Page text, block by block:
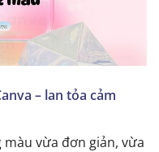
– lan tỏa cảm
vừa đơn giản, vừa